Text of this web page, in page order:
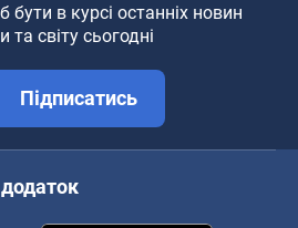
бути в курсі останніх новин
та світу сьогодні
Підписатись